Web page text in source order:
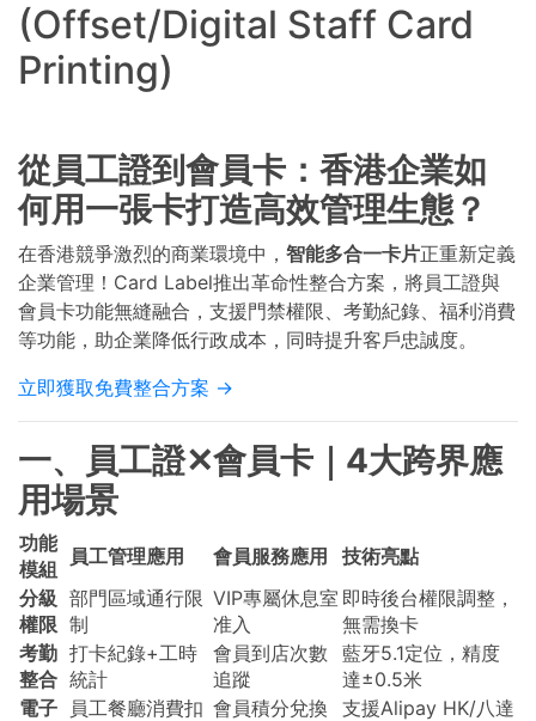
(Offset/Digital Staff Card
Printing)
從員工證到會員卡：香港企業如
何用一張卡打造高效管理生態？
在香港競爭激烈的商業環境中， 智能多合一卡片正重新定義
企業管理！Card Label推出革命性整合方案，將員工證與
會員卡功能無縫融合，支援門禁權限、考勤紀錄、福利消費
等功能，助企業降低行政成本，同時提升客戶忠誠度。
立即獲取免費整合方案 →
一、員工證✕會員卡｜4大跨界應
用場景
功能
模組
員工管理應用 會員服務應用
技術亮點
分級
權限
部門區域通行限
制
VIP專屬休息室
准入
即時後台權限調整，
無需換卡
考勤
整合
打卡紀錄+工時
統計
會員到店次數
追蹤
藍牙5.1定位，精度
達±0.5米
電子
員工餐廳消費扣 會員積分兌換
支援Alipay HK/八達